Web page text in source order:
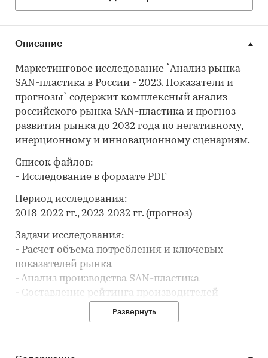
Описание
Маркетинговое исследование `Анализ рынка
SAN-пластика в России - 2023. Показатели и
прогнозы` содержит комплексный анализ
российского рынка SAN-пластика и прогноз
развития рынка до 2032 года по негативному,
инерционному и инновационному сценариям.
Список файлов:
- Исследование в формате PDF
Период исследования:
2018-2022 гг., 2023-2032 гг. (прогноз)
Задачи исследования:
- Расчет объема потребления и ключевых
показателей рынка
- Анализ производства SAN-пластика
- Составление рейтинга производителей
- Анализ импорта и экспорта
- Формирование прогноза развития рынка
В разделе `Ведущие производители`
Развернуть